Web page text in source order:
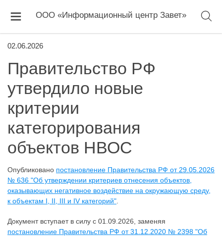
ООО «Информационный центр Завет»
02.06.2026
Правительство РФ
утвердило новые
критерии
категорирования
объектов НВОС
Опубликовано постановление Правительства РФ от 29.05.2026
№ 636 "Об утверждении критериев отнесения объектов,
оказывающих негативное воздействие на окружающую среду,
к объектам I, II, III и IV категорий"
Документ вступает в силу с 01.09.2026, заменяя
постановление Правительства РФ от 31.12.2020 № 2398 "Об